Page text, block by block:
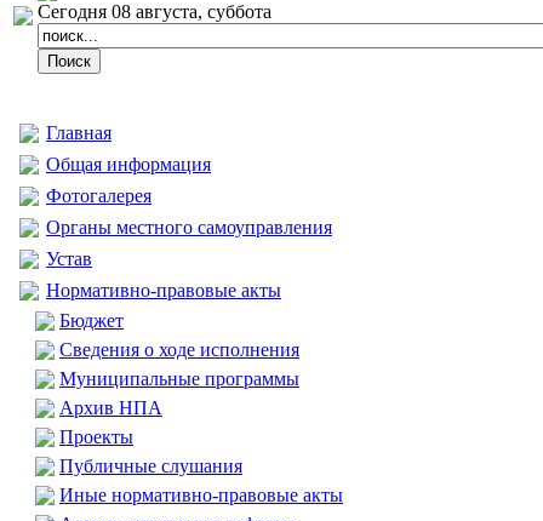
Сегодня 08 августа, суббота
Главная
Общая информация
Фотогалерея
Органы местного самоуправления
Устав
Нормативно-правовые акты
Бюджет
Сведения о ходе исполнения
Муниципальные программы
Архив НПА
Проекты
Публичные слушания
Иные нормативно-правовые акты